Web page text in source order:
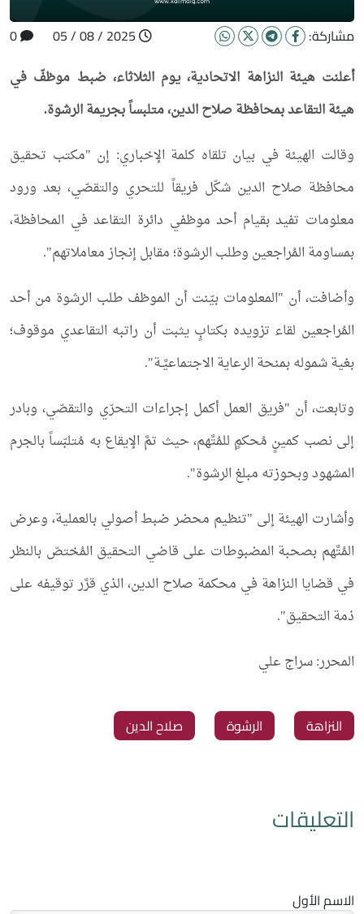
مشاركة:
أعلنت هيئة النزاهة الاتحادية، يوم الثلاثاء، ضبط موظفّ في
هيئة التقاعد بمحافظة صلاح الدين، متلبساً بجريمة الرشوة.
وقالت الهيئة في بيان تلقاه كلمة الإخباري: إن "مكتب تحقيق
محافظة صلاح الدين شكّل فريقاً للتحري والتقصّي، بعد ورود
معلومات تفيد بقيام أحد موظفي دائرة التقاعد في المحافظة،
بمساومة المُراجعين وطلب الرشوة؛ مقابل إنجاز معاملاتهم".
وأضافت، أن "المعلومات بيّنت أن الموظف طلب الرشوة من أحد
المُراجعين لقاء تزويده بكتابٍ يثبت أن راتبه التقاعدي موقوف؛
بغية شموله بمنحة الرعاية الاجتماعيَّـة".
وتابعت، أن "فريق العمل أكمل إجراءات التحرّي والتقصّي، وبادر
إلى نصب كمينٍ مُحكمٍ للمُتَّهم، حيث تمَّ الإيقاع به مُتلبّساً بالجرم
المشهود وبحوزته مبلغ الرشوة".
وأشارت الهيئة إلى "تنظيم محضر ضبط أصولي بالعملية، وعرض
المُتَّهم بصحبة المضبوطات على قاضي التحقيق المُختصّ بالنظر
في قضايا النزاهة في محكمة صلاح الدين، الذي قرَّر توقيفه على
ذمة التحقيق".
المحرر: سراج علي
النزاهة الرشوة صلاح الدين
التعليقات
الاسم الأول